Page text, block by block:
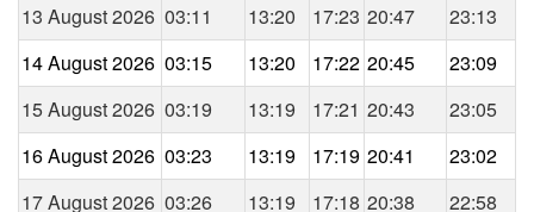
13 August 2026 03:11 13:20 17:23 20:47
23:13
14 August 2026 03:15 13:20 17:22 20:45
23:09
15 August 2026 03:19 13:19 17:21 20:43
23:05
16 August 2026 03:23 13:19 17:19 20:41
23:02
17 August 2026 03:26 13:19 17:18 20:38
22:58